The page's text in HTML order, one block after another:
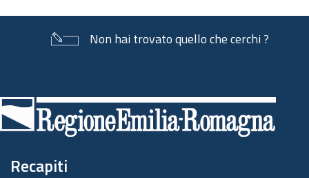
Non hai trovato quello che cerchi ?
di
pagina
Recapiti